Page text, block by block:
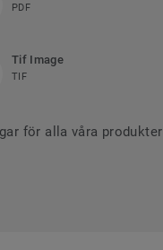
PDF
Tif Image
TIF
för alla våra produkter